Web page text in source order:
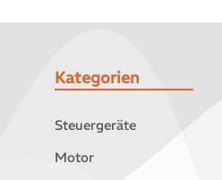
Kategorien
Steuergeräte
Motor